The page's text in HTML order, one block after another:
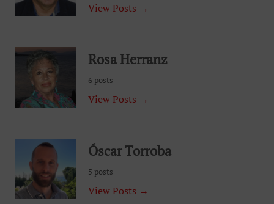
View Posts →
Rosa Herranz
6 posts
View Posts →
Óscar Torroba
5 posts
View Posts →